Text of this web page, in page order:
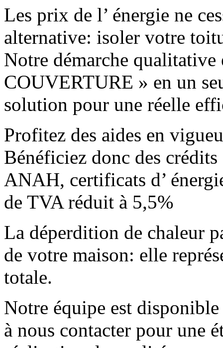
Les prix de l’ énergie ne
alternative: isoler votre
Notre démarche
COUVERTURE » en un
solution pour une réelle
Profitez des aides en
Bénéficiez donc des
ANAH, certificats d’
de TVA réduit à 5,5%
La déperdition de chaleur
de votre maison: elle
totale.
Notre équipe est
à nous contacter pour une